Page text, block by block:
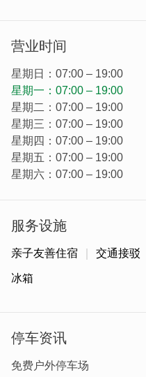
出民宿主人的细心，致力
归的感受。
的住宿环境给您家的感觉
营业时间
星期日：07:00 – 19:00
星期一：07:00 – 19:00
星期二：07:00 – 19:00
星期三：07:00 – 19:00
星期四：07:00 – 19:00
星期五：07:00 – 19:00
星期六：07:00 – 19:00
服务设施
亲子友善住宿 交通接驳
冰箱
停车资讯
免费户外停车场